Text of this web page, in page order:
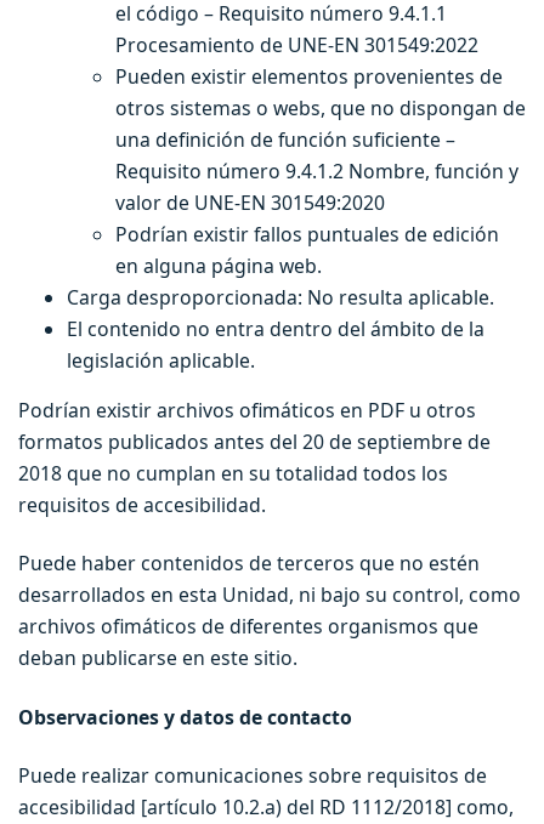
el código – Requisito número 9.4.1.1
Procesamiento de UNE-EN 301549:2022
Pueden existir elementos provenientes de
otros sistemas o webs, que no dispongan de
una definición de función suficiente –
Requisito número 9.4.1.2 Nombre, función y
valor de UNE-EN 301549:2020
Podrían existir fallos puntuales de edición
en alguna página web.
Carga desproporcionada: No resulta aplicable.
El contenido no entra dentro del ámbito de la
legislación aplicable.
Podrían existir archivos ofimáticos en PDF u otros
formatos publicados antes del 20 de septiembre de
2018 que no cumplan en su totalidad todos los
requisitos de accesibilidad.
Puede haber contenidos de terceros que no estén
desarrollados en esta Unidad, ni bajo su control, como
archivos ofimáticos de diferentes organismos que
deban publicarse en este sitio.
Observaciones y datos de contacto
Puede realizar comunicaciones sobre requisitos de
accesibilidad [artículo 10.2.a) del RD 1112/2018] como,